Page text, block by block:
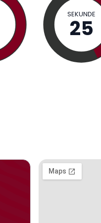
SEKUNDE
24